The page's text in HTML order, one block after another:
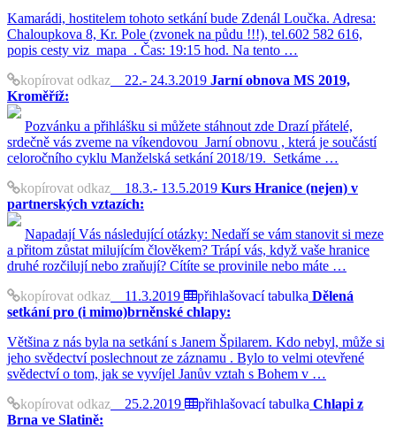
Kamarádi, hostitelem tohoto setkání bude Zdenál Loučka. Adresa:
Chaloupkova 8, Kr. Pole (zvonek na půdu !!!), tel.602 582 616,
popis cesty viz mapa . Čas: 19:15 hod. Na tento …
kopírovat odkaz 22.- 24.3.2019 Jarní obnova MS 2019,
Kroměříž:
Pozvánku a přihlášku si můžete stáhnout zde Drazí přátelé,
srdečně vás zveme na víkendovou Jarní obnovu , která je součástí
celoročního cyklu Manželská setkání 2018/19. Setkáme …
kopírovat odkaz 18.3.- 13.5.2019 Kurs Hranice (nejen) v
partnerských vztazích:
Napadají Vás následující otázky: Nedaří se vám stanovit si meze
a přitom zůstat milujícím člověkem? Trápí vás, když vaše hranice
druhé rozčilují nebo zraňují? Cítíte se provinile nebo máte …
kopírovat odkaz 11.3.2019 přihlašovací tabulka Dělená
setkání pro (i mimo)brněnské chlapy:
Většina z nás byla na setkání s Janem Špilarem. Kdo nebyl, může si
jeho svědectví poslechnout ze záznamu . Bylo to velmi otevřené
svědectví o tom, jak se vyvíjel Janův vztah s Bohem v …
kopírovat odkaz 25.2.2019 přihlašovací tabulka Chlapi z
Brna ve Slatině: